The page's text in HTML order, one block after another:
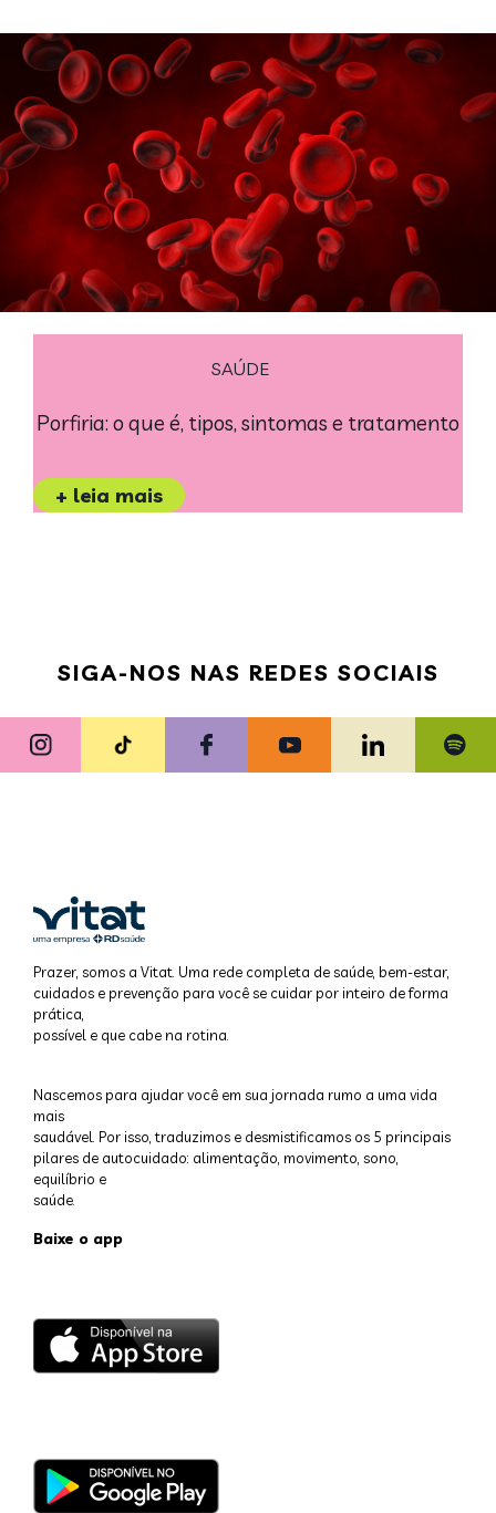
SAÚDE
Porfiria: o que é, tipos, sintomas e tratamento
+ leia mais
SIGA-NOS NAS REDES SOCIAIS
Prazer, somos a Vitat. Uma rede completa de saúde, bem-estar,
cuidados e prevenção para você se cuidar por inteiro de forma
prática,
possível e que cabe na rotina.
Nascemos para ajudar você em sua jornada rumo a uma vida
mais
saudável. Por isso, traduzimos e desmistificamos os 5 principais
pilares de autocuidado: alimentação, movimento, sono,
equilíbrio e
saúde.
Baixe o app